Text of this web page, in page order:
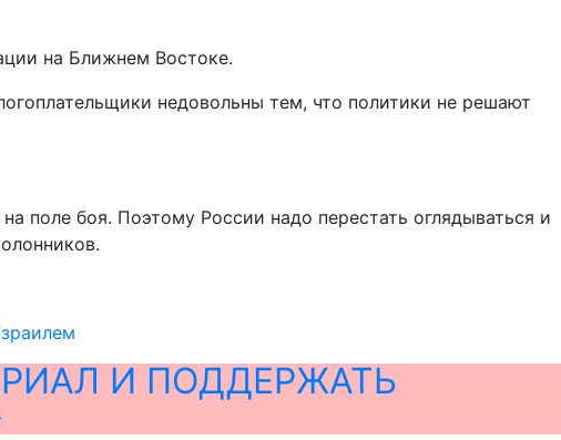
на Ближнем Востоке.
недовольны тем, что политики не решают
поле боя. Поэтому России надо перестать оглядываться и
И ПОДДЕРЖАТЬ